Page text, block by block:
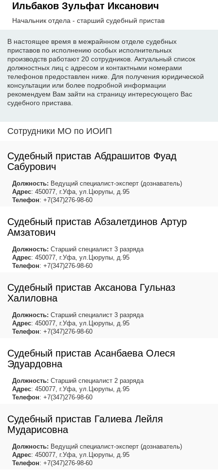
Ильбаков Зульфат Иксанович
Начальник отдела - старший судебный пристав
В настоящее время в межрайнном отделе судебных
приставов по исполнению особых исполнительных
производств работают 20 сотрудников. Актуальный список
должностных лиц с адресом и контактными номерами
телефонов предоставлен ниже. Для получения юридической
консультации или более подробной информации
рекомендуем Вам зайти на страницу интересующего Вас
судебного пристава.
Сотрудники МО по ИОИП
Судебный пристав Абдрашитов Фуад
Сабурович
Должность: Ведущий специалист-эксперт (дознаватель)
Адрес: 450077, г.Уфа, ул.Цюрупы, д.95
Телефон: +7(347)276-98-60
Судебный пристав Абзалетдинов Артур
Амзатович
Должность: Старший специалист 3 разряда
Адрес: 450077, г.Уфа, ул.Цюрупы, д.95
Телефон: +7(347)276-98-60
Судебный пристав Аксанова Гульназ
Халиловна
Должность: Старший специалист 3 разряда
Адрес: 450077, г.Уфа, ул.Цюрупы, д.95
Телефон: +7(347)276-98-60
Судебный пристав Асанбаева Олеся
Эдуардовна
Должность: Старший специалист 2 разряда
Адрес: 450077, г.Уфа, ул.Цюрупы, д.95
Телефон: +7(347)276-98-60
Судебный пристав Галиева Лейля
Мударисовна
Должность: Ведущий специалист-эксперт (дознаватель)
Адрес: 450077, г.Уфа, ул.Цюрупы, д.95
Телефон: +7(347)276-98-60